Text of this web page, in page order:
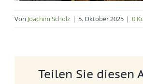
Von Joachim Scholz | 5. Oktober 2025 | 0
Teilen Sie diesen